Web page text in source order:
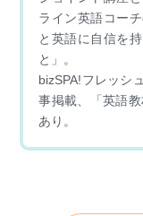
ライン英語コー
と英語に自信を
と」。
bizSPA!フレッシ
事掲載、「英語
あり。